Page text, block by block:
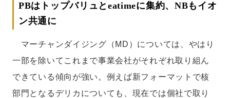
PBはトップバリュとeatimeに集約、NBもイオ
ン共通に
マーチャンダイジング（MD）については、やはり
一部を除いてこれまで事業会社がそれぞれ取り組ん
できている傾向が強い。例えば新フォーマットで核
部門となるデリカについても、現在では個社で取り